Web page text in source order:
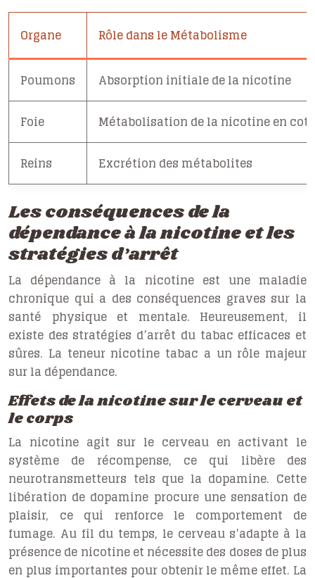
Organe Rôle dans le Métabolisme
Poumons Absorption initiale de la nicotine
Foie Métabolisation de la nicotine en
Reins Excrétion des métabolites
Les conséquences de la
dépendance à la nicotine et les
stratégies d’arrêt
La dépendance à la nicotine est une maladie
chronique qui a des conséquences graves sur la
santé physique et mentale. Heureusement, il
existe des stratégies d’arrêt du tabac efficaces et
sûres. La teneur nicotine tabac a un rôle majeur
sur la dépendance.
Effets de la nicotine sur le cerveau et
le corps
La nicotine agit sur le cerveau en activant le
système de récompense, ce qui libère des
neurotransmetteurs tels que la dopamine. Cette
libération de dopamine procure une sensation de
plaisir, ce qui renforce le comportement de
fumage. Au fil du temps, le cerveau s’adapte à la
présence de nicotine et nécessite des doses de plus
en plus importantes pour obtenir le même effet. La